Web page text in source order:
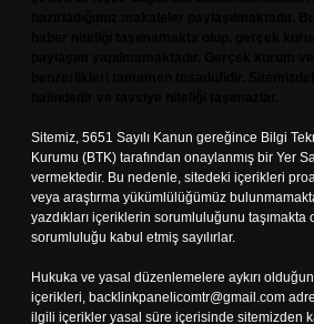
Sitemiz, 5651 Sayılı Kanun gereğince Bilgi
Kurumu (BTK) tarafından onaylanmış bir Yer
vermektedir. Bu nedenle, sitedeki içerikleri
veya araştırma yükümlülüğümüz
yazdıkları içeriklerin sorumluluğunu
sorumluluğu kabul etmiş sayılırlar.
Hukuka ve yasal düzenlemelere aykırı
içerikleri, backlinkpanelicomtr@gmail.com
ilgili içerikler yasal süre içerisinde sitemizden